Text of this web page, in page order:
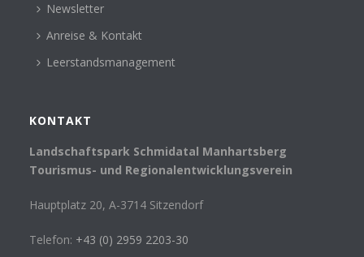
Newsletter
Anreise & Kontakt
Leerstandsmanagement
KONTAKT
Landschaftspark Schmidatal Manhartsberg
Tourismus- und Regionalentwicklungsverein
Hauptplatz 20, A-3714 Sitzendorf
Telefon: +43 (0) 2959 2203-30